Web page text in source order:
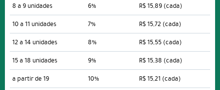
8 a 9 unidades
6% R$ 15,89 (cada)
10 a 11 unidades
7% R$ 15,72 (cada)
12 a 14 unidades
8% R$ 15,55 (cada)
15 a 18 unidades
9% R$ 15,38 (cada)
a partir de 19
10% R$ 15,21 (cada)